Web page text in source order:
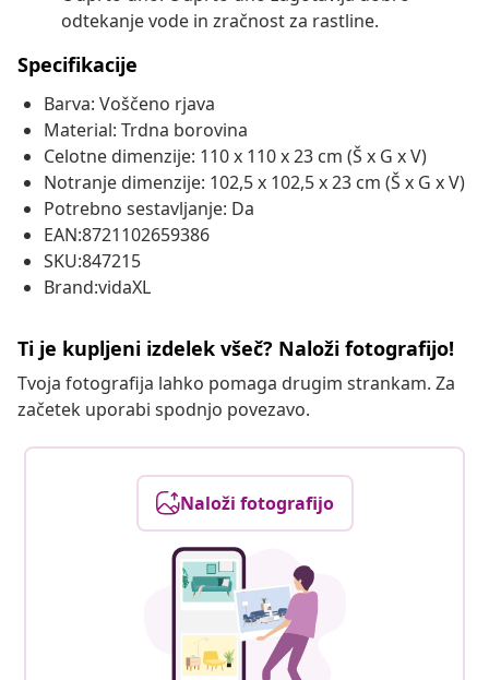
odtekanje vode in zračnost za rastline.
Specifikacije
Barva: Voščeno rjava
Material: Trdna borovina
Celotne dimenzije: 110 x 110 x 23 cm (Š x G x V)
Notranje dimenzije: 102,5 x 102,5 x 23 cm (Š x G x V)
Potrebno sestavljanje: Da
EAN:8721102659386
SKU:847215
Brand:vidaXL
Ti je kupljeni izdelek všeč? Naloži fotografijo!
Tvoja fotografija lahko pomaga drugim strankam. Za
začetek uporabi spodnjo povezavo.
Naloži fotografijo